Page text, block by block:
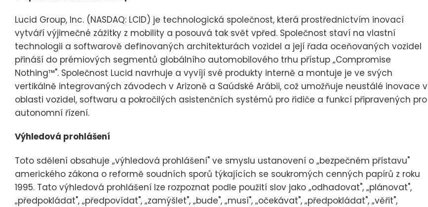
Lucid Group, Inc. (NASDAQ: LCID) je technologická společnost, která prostřednictvím inovací
vytváří výjimečné zážitky z mobility a posouvá tak svět vpřed. Společnost staví na vlastní
technologii a softwarově definovaných architekturách vozidel a její řada oceňovaných vozidel
přináší do prémiových segmentů globálního automobilového trhu přístup „Compromise
Nothing™". Společnost Lucid navrhuje a vyvíjí své produkty interně a montuje je ve svých
vertikálně integrovaných závodech v Arizoně a Saúdské Arábii, což umožňuje neustálé inovace v
oblasti vozidel, softwaru a pokročilých asistenčních systémů pro řidiče a funkcí připravených pro
autonomní řízení.
Výhledová prohlášení
Toto sdělení obsahuje „výhledová prohlášení" ve smyslu ustanovení o „bezpečném přístavu"
amerického zákona o reformě soudních sporů týkajících se soukromých cenných papírů z roku
1995. Tato výhledová prohlášení lze rozpoznat podle použití slov jako „odhadovat", „plánovat",
„předpokládat", „předpovídat", „zamýšlet", „bude", „musí", „očekávat", „předpokládat", „věřit",